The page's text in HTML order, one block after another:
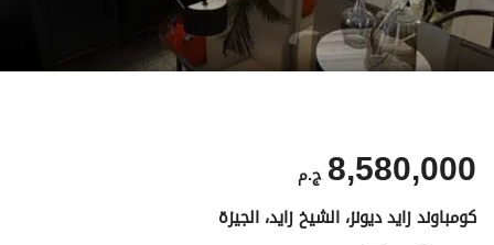
ج.م 8,580,000
كومباوند زايد ديونز، الشيخ زايد، الجيزة